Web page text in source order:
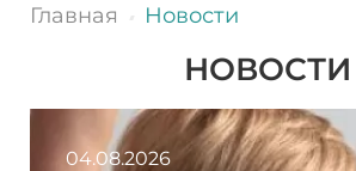
Главная Новости
НОВОСТИ
04.08.2026